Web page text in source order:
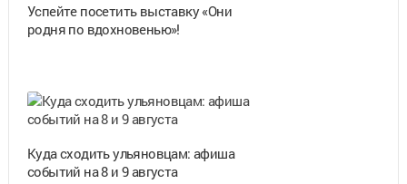
Успейте посетить выставку «Они
родня по вдохновенью»!
Куда сходить ульяновцам: афиша
событий на 8 и 9 августа